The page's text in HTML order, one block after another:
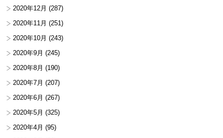
2020年12月 (287)
2020年11月 (251)
2020年10月 (243)
2020年9月 (245)
2020年8月 (190)
2020年7月 (207)
2020年6月 (267)
2020年5月 (325)
2020年4月 (95)